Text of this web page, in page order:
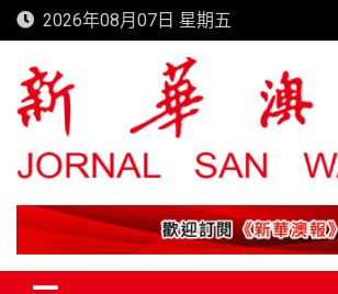
Skip
to
content
2026年08月07日 星期五
新華澳報